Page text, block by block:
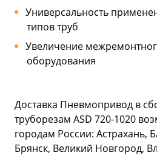
Универсальность
типов труб
Увеличение
оборудования
Доставка Пневмопривод в
труборезам ASD 720-1020
городам России: Астрахань,
Брянск, Великий Новгород,